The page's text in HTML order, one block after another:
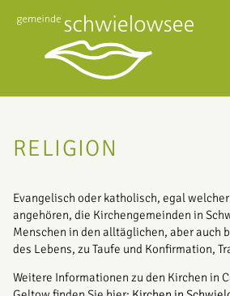
RELIGION
Evangelisch oder katholisch, egal
angehören, die Kirchengemeinden in
Menschen in den alltäglichen, aber auch
des Lebens, zu Taufe und Konfirmation,
Weitere Informationen zu den Kirchen in